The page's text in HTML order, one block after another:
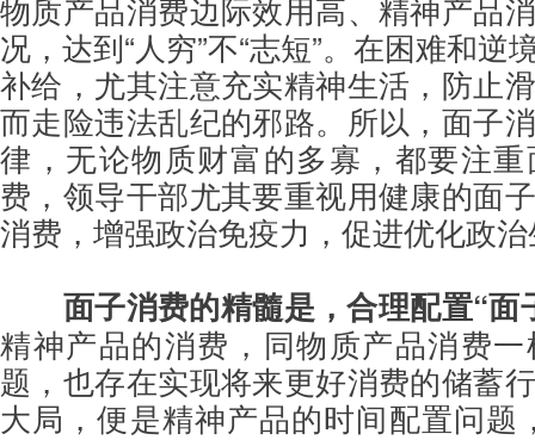
物质产品消费边际效用高、精神产品
况，达到“人穷”不“志短”。在困难和逆
补给，尤其注意充实精神生活，防止
而走险违法乱纪的邪路。所以，面子
律，无论物质财富的多寡，都要注
费，领导干部尤其要重视用健康的面
消费，增强政治免疫力，促进优化政
面子消费的精髓是，合理配置“面
精神产品的消费，同物质产品消费
题，也存在实现将来更好消费的储蓄
大局，便是精神产品的时间配置问题